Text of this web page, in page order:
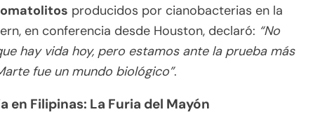
producidos por cianobacterias en la
en conferencia desde Houston, declaró: “No
hay vida hoy, pero estamos ante la prueba más
fue un mundo biológico”.
en Filipinas: La Furia del Mayón